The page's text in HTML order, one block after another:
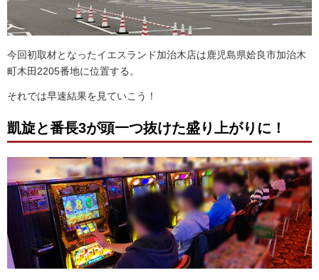
今回初取材となったイエスランド加治木店は鹿児島県姶良市加治木
町木田2205番地に位置する。
それでは早速結果を見ていこう！
凱旋と番長3が頭一つ抜けた盛り上がりに！